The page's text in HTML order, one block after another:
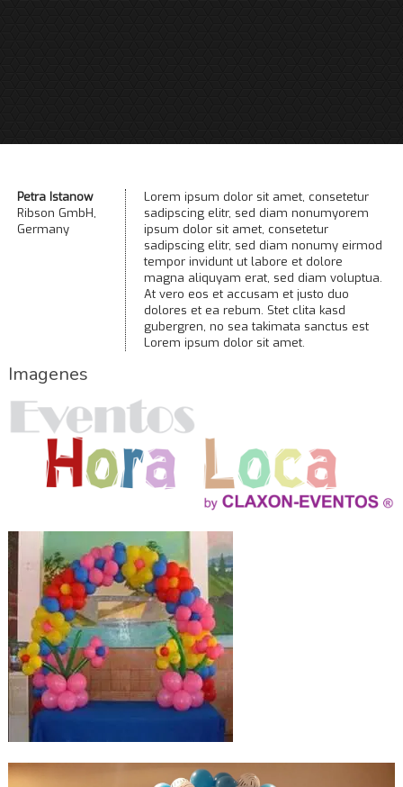
Petra Istanow
Ribson GmbH,
Germany
Lorem ipsum dolor sit amet, consetetur
sadipscing elitr, sed diam nonumyorem
ipsum dolor sit amet, consetetur
sadipscing elitr, sed diam nonumy eirmod
tempor invidunt ut labore et dolore
magna aliquyam erat, sed diam voluptua.
At vero eos et accusam et justo duo
dolores et ea rebum. Stet clita kasd
gubergren, no sea takimata sanctus est
Lorem ipsum dolor sit amet.
Imagenes